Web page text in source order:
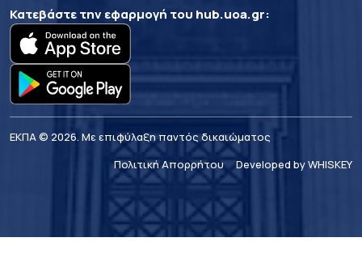
Κατεβάστε την εφαρμογή του hub.uoa.gr:
ΕΚΠΑ © 2026. Με επιφύλαξη παντός δικαιώματος
Πολιτική Απορρήτου
Developed by WHISKEY